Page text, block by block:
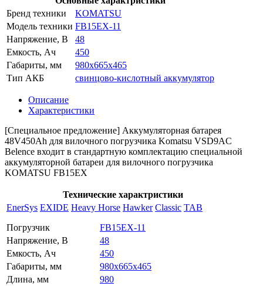
Бренд техники
KOMATSU
Модель техники FB15EX-11
Напряжение, В
48
Емкость, Ач
450
Габариты, мм
980x665x465
Тип АКБ
свинцово-кислотный аккумулятор
Описание
Характеристики
[Специальное предложение] Аккумуляторная батарея
48V450Ah для вилочного погрузчика Komatsu VSD9AC
Belence входит в стандартную комплектацию специальной
аккумуляторной батареи для вилочного погрузчика
KOMATSU FB15EX
Технические характристики
EnerSys EXIDE Heavy Horse Hawker Classic TAB
Погрузчик
FB15EX-11
Напряжение, В
48
Емкость, Ач
450
Габариты, мм
980x665x465
Длина, мм
980